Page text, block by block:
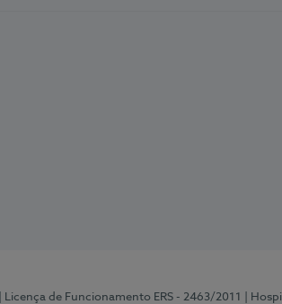
| Licença de Funcionamento ERS - 2463/2011
|